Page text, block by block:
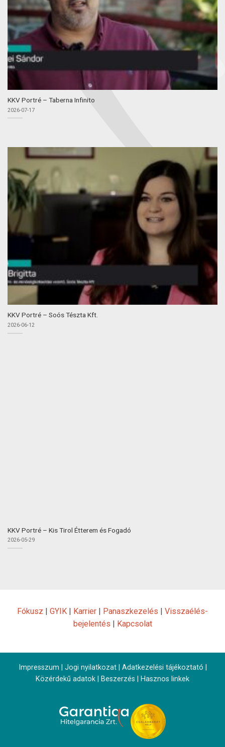
KKV Portré – Taberna Infinito
2026-07-17
KKV Portré – Soós Tészta Kft.
2026-06-12
KKV Portré – Kis Tirol Étterem és Fogadó
2026-05-29
Fókusz GYIK Karrier Panaszkezelés
Visszaélés-
bejelentés
Kapcsolat
Impresszum Jogi nyilatkozat| Adatkezelési tájékoztató
Közérdekű adatok
Beszerzés Hasznos linkek